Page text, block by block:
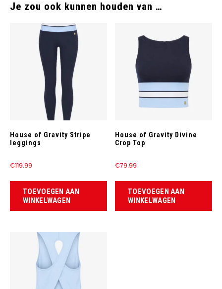
Je zou ook kunnen houden van …
House of Gravity Stripe
leggings
€119.99
TOEVOEGEN AAN
WINKELWAGEN
House of Gravity Divine
Crop Top
€79.99
TOEVOEGEN AAN
WINKELWAGEN